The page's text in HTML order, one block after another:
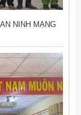
NINH MẠNG